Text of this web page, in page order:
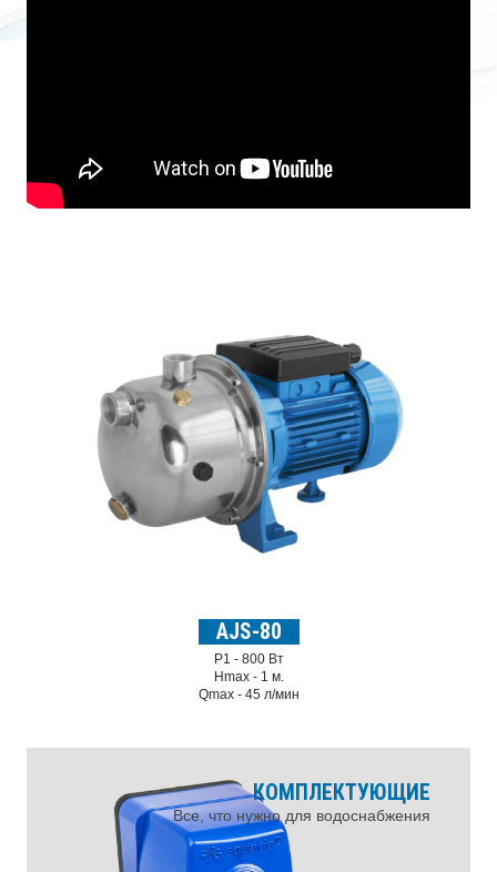
AJS-80
P1 - 800 Вт
Hmax - 1 м.
Qmax - 45 л/мин
КОМПЛЕКТУЮЩИЕ
Все, что нужно для водоснабжения